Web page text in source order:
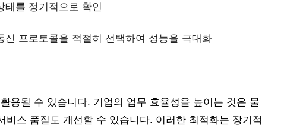
태를 정기적으로 확인
프로토콜을 적절히 선택하여 성능을 극대화
용될 수 있습니다. 기업의 업무 효율성을 높이는 것은 물
비스 품질도 개선할 수 있습니다. 이러한 최적화는 장기적